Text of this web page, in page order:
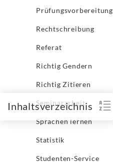
Prüfungsvorbereitung
Rechtschreibung
Referat
Richtig Gendern
Richtig Zitieren
Seminararbeit
Sprachen lernen
Statistik
Studenten-Service
Inhaltsverzeichnis